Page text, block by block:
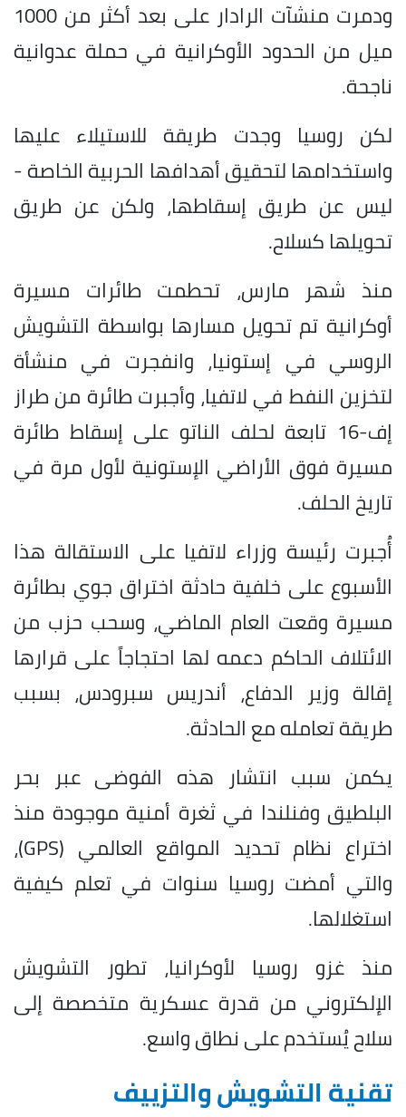
ودمرت منشآت الرادار على بعد أكثر من 1000
ميل من الحدود الأوكرانية في حملة عدوانية
ناجحة.
لكن روسيا وجدت طريقة للاستيلاء عليها
واستخدامها لتحقيق أهدافها الحربية الخاصة -
ليس عن طريق إسقاطها، ولكن عن طريق
تحويلها كسلاح.
منذ شهر مارس، تحطمت طائرات مسيرة
أوكرانية تم تحويل مسارها بواسطة التشويش
الروسي في إستونيا، وانفجرت في منشأة
لتخزين النفط في لاتفيا، وأجبرت طائرة من طراز
إف-16 تابعة لحلف الناتو على إسقاط طائرة
مسيرة فوق الأراضي الإستونية لأول مرة في
تاريخ الحلف.
أُجبرت رئيسة وزراء لاتفيا على الاستقالة هذا
الأسبوع على خلفية حادثة اختراق جوي بطائرة
مسيرة وقعت العام الماضي، وسحب حزب من
الائتلاف الحاكم دعمه لها احتجاجاً على قرارها
إقالة وزير الدفاع، أندريس سبرودس، بسبب
طريقة تعامله مع الحادثة.
يكمن سبب انتشار هذه الفوضى عبر بحر
البلطيق وفنلندا في ثغرة أمنية موجودة منذ
اختراع نظام تحديد المواقع العالمي (GPS)،
والتي أمضت روسيا سنوات في تعلم كيفية
استغلالها.
منذ غزو روسيا لأوكرانيا، تطور التشويش
الإلكتروني من قدرة عسكرية متخصصة إلى
سلاح يُستخدم على نطاق واسع.
تقنية التشويش والتزييف